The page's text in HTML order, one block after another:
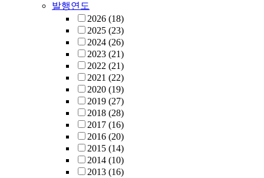
발행연도
2026 (18)
2025 (23)
2024 (26)
2023 (21)
2022 (21)
2021 (22)
2020 (19)
2019 (27)
2018 (28)
2017 (16)
2016 (20)
2015 (14)
2014 (10)
2013 (16)